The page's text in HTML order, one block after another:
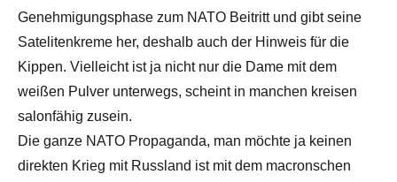
Genehmigungsphase zum NATO Beitritt und gibt seine
Satelitenkreme her, deshalb auch der Hinweis für die
Kippen. Vielleicht ist ja nicht nur die Dame mit dem
weißen Pulver unterwegs, scheint in manchen kreisen
salonfähig zusein.
Die ganze NATO Propaganda, man möchte ja keinen
direkten Krieg mit Russland ist mit dem macronschen